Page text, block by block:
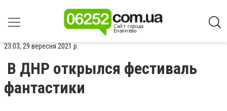
23:03, 29 вересня 2021 р.
В ДНР открылся фестиваль
фантастики